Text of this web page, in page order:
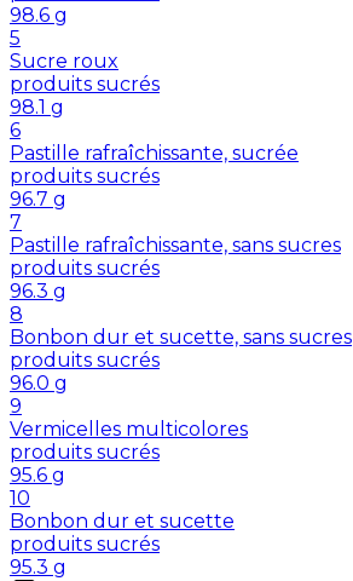
98.6 g
5
Sucre roux
produits sucrés
98.1 g
6
Pastille rafraîchissante, sucrée
produits sucrés
96.7 g
7
Pastille rafraîchissante, sans sucres
produits sucrés
96.3 g
8
Bonbon dur et sucette, sans sucres
produits sucrés
96.0 g
9
Vermicelles multicolores
produits sucrés
95.6 g
10
Bonbon dur et sucette
produits sucrés
95.3 g